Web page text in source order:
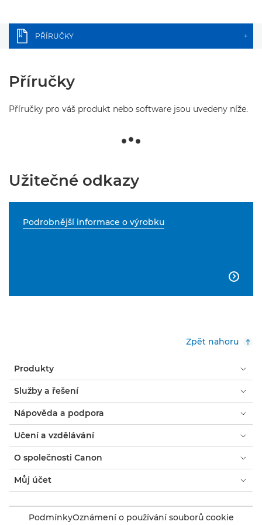
PŘÍRUČKY +
Příručky
Příručky pro váš produkt nebo software jsou uvedeny níže.
Užitečné odkazy
Podrobnější informace o výrobku

Zpět nahoru
Produkty
Služby a řešení
Nápověda a podpora
Učení a vzdělávání
O společnosti Canon
Můj účet
PodmínkyOznámení o používání souborů cookie